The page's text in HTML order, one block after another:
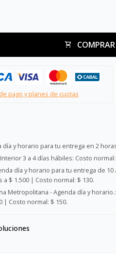
COMPRAR
pago y planes de cuotas
día y horario para tu entrega en 2
3 a 4 días hábiles: Costo
día y horario para tu entrega de 10
a $ 1.500 | Costo normal: $ 130.
Metropolitana - Agenda día y horario.:
| Costo normal: $ 150.